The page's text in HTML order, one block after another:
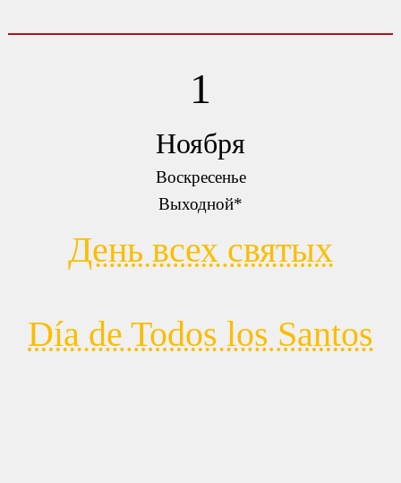
1
Ноября
Воскресенье
Выходной*
День всех святых
Día de Todos los Santos